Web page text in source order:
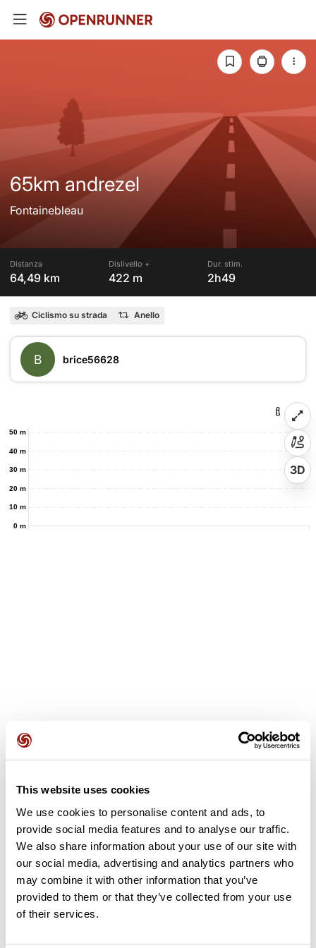
This website uses cookies
We use cookies to personalise content and ads, to
provide social media features and to analyse our traffic.
We also share information about your use of our site with
our social media, advertising and analytics partners who
may combine it with other information that you’ve
provided to them or that they’ve collected from your use
of their services.
65km andrezel
Fontainebleau
Distanza
64,49 km
Dislivello +
422 m
Dur. stim.
2h49
Ciclismo su strada Anello
B brice56628
0 m
10 m
20 m
30 m
40 m
50 m
3D
L'hai già effettuato? Sii il primo a inviare una recensione!
Aggiungi una recensione
Riepilogo